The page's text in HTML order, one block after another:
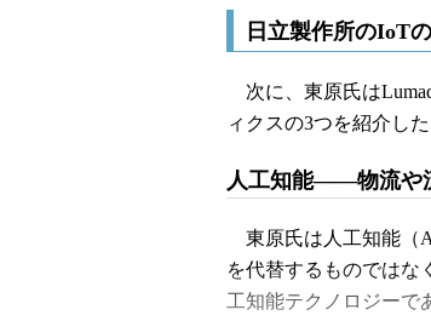
日立製作所のIoT
次に、東原氏は
ィクスの3つを紹介した
人工知能――物流や
東原氏は人工知能（
を代替するものではな
工知能テクノロジーで